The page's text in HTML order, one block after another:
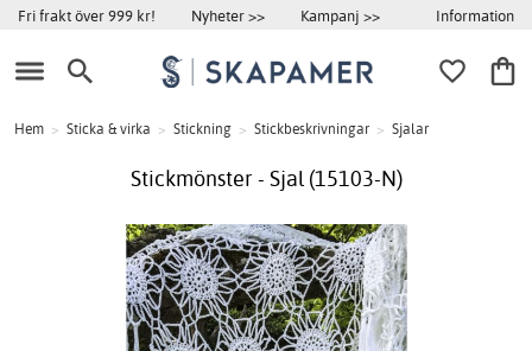
Fri frakt över 999 kr! Nyheter >> Kampanj >> Information
Hem > Sticka & virka > Stickning > Stickbeskrivningar > Sjalar
Stickmönster - Sjal (15103-N)